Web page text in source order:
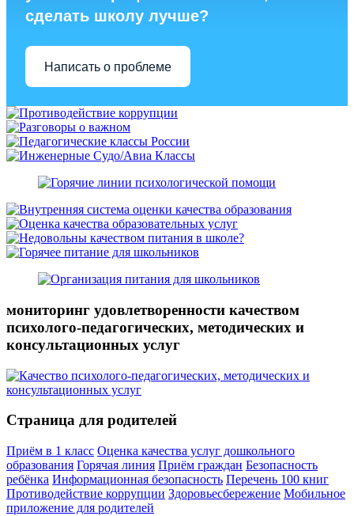
сделать школу лучше?
Написать о проблеме
мониторинг удовлетворенности качеством
психолого-педагогических, методических и
консультационных услуг
Страница для родителей
Приём в 1 класс Оценка качества услуг дошкольного
образования Горячая линия Приём граждан Безопасность
ребёнка Информационная безопасность Перечень 100 книг
Противодействие коррупции Здоровьесбережение Мобильное
приложение для родителей